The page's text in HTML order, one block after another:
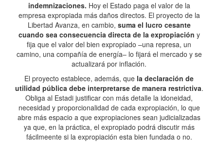
indemnizaciones. Hoy el Estado paga el valor de la
empresa expropiada más daños directos. El proyecto de la
Libertad Avanza, en cambio, suma el lucro cesante
cuando sea consecuencia directa de la expropiación y
fija que el valor del bien expropiado –una represa, un
camino, una compañía de energía– lo fijará el mercado y se
actualizará por inflación.
El proyecto establece, además, que la declaración de
utilidad pública debe interpretarse de manera restrictiva.
Obliga al Estadi justificar con más detalle la idoneidad,
necesidad y proporcionalidad de cada expropiación, lo que
abre más espacio a que expropiaciones sean judicializadas
ya que, en la práctica, el expropiado podrá discutir más
fácilmeente si la expropiación esta bien fundada o no.